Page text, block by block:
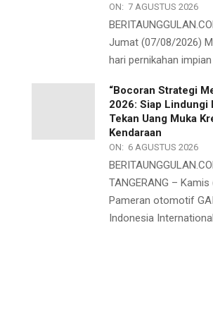
ON: 7 AGUSTUS 2026
Jumat (07/08/2026)
hari pernikahan
“Bocoran Strategi
2026: Siap Lindungi
Tekan Uang Muka
Kendaraan
ON: 6 AGUSTUS 2026
TANGERANG –
Pameran otomotif
Indonesia